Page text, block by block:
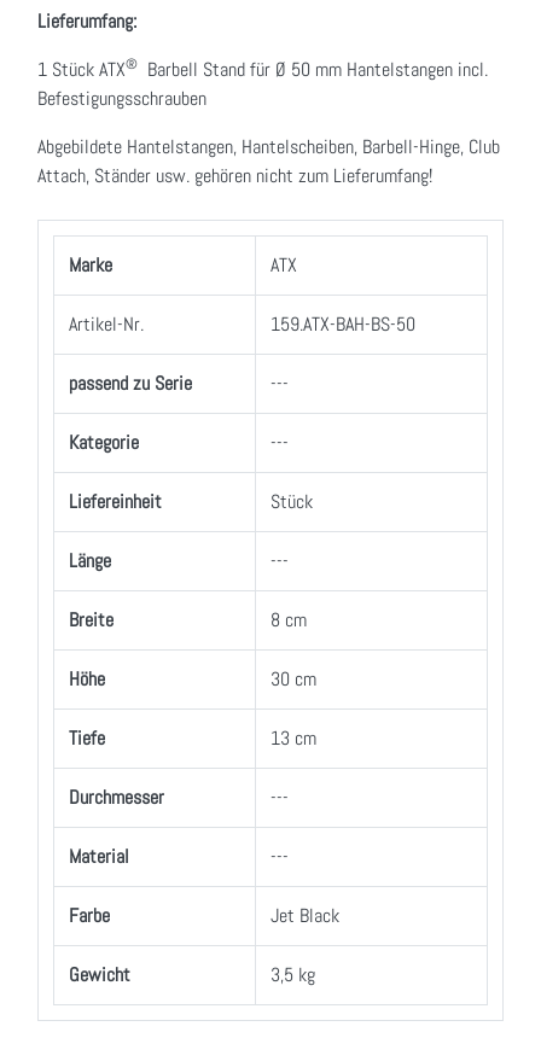
Lieferumfang:
1 Stück ATX® Barbell Stand für Ø 50 mm Hantelstangen incl.
Befestigungsschrauben
Abgebildete Hantelstangen, Hantelscheiben, Barbell-Hinge, Club
Attach, Ständer usw. gehören nicht zum Lieferumfang!
Marke ATX
Artikel-Nr. 159.ATX-BAH-BS-50
passend zu Serie ---
Kategorie ---
Liefereinheit Stück
Länge ---
Breite 8 cm
Höhe 30 cm
Tiefe 13 cm
Durchmesser ---
Material ---
Farbe Jet Black
Gewicht 3,5 kg